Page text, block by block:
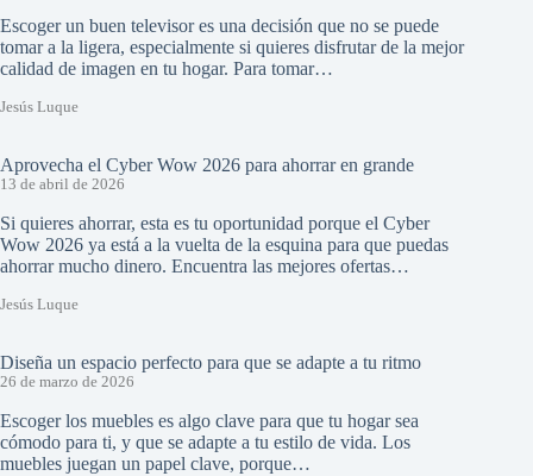
Escoger un buen televisor es una decisión que no se puede
tomar a la ligera, especialmente si quieres disfrutar de la mejor
calidad de imagen en tu hogar. Para tomar…
Jesús Luque
Aprovecha el Cyber Wow 2026 para ahorrar en grande
13 de abril de 2026
Si quieres ahorrar, esta es tu oportunidad porque el Cyber
Wow 2026 ya está a la vuelta de la esquina para que puedas
ahorrar mucho dinero. Encuentra las mejores ofertas…
Jesús Luque
Diseña un espacio perfecto para que se adapte a tu ritmo
26 de marzo de 2026
Escoger los muebles es algo clave para que tu hogar sea
cómodo para ti, y que se adapte a tu estilo de vida. Los
muebles juegan un papel clave, porque…